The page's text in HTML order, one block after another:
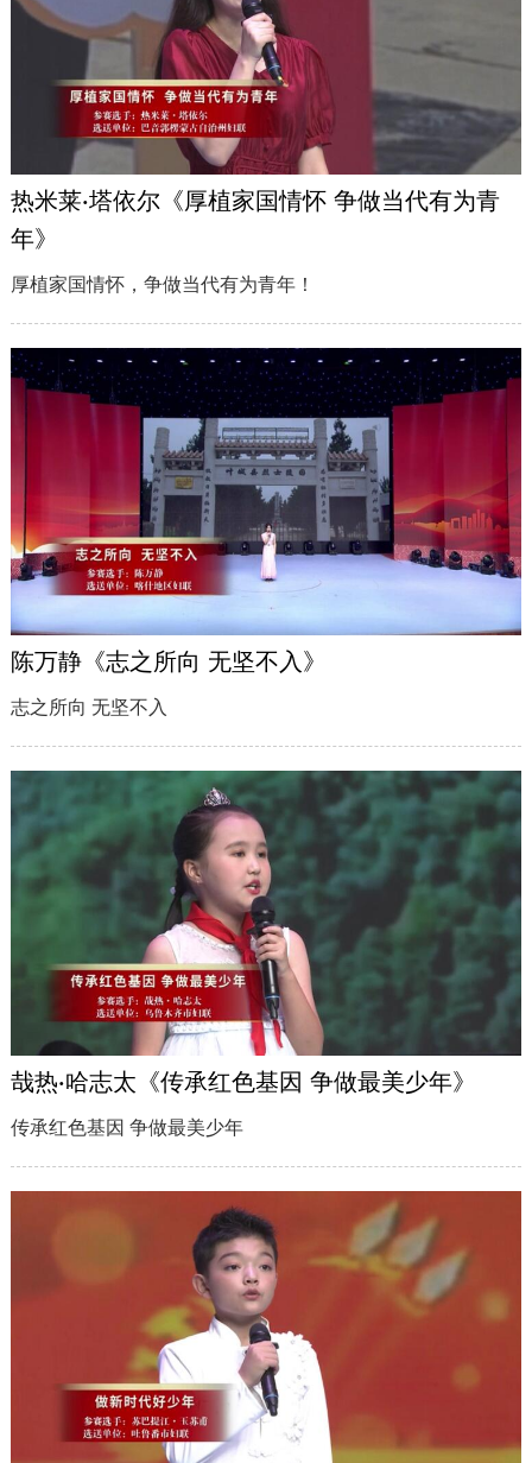
热米莱·塔依尔《厚植家国情怀 争做当代有为青
年》
厚植家国情怀，争做当代有为青年！
陈万静《志之所向 无坚不入》
志之所向 无坚不入
哉热·哈志太《传承红色基因 争做最美少年》
传承红色基因 争做最美少年